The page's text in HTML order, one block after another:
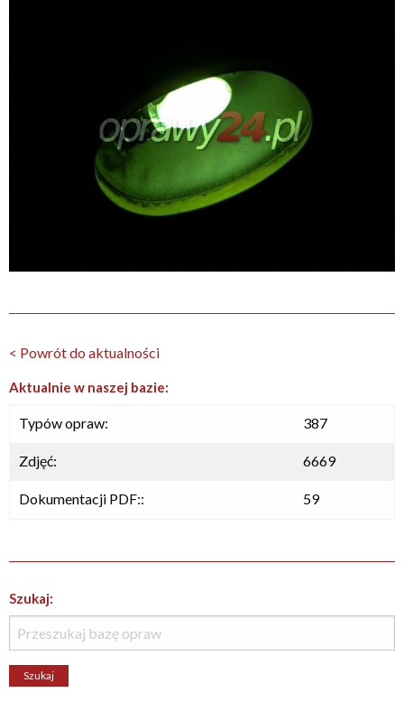
< Powrót do aktualności
Aktualnie w naszej bazie:
Typów opraw: 387
Zdjęć: 6669
Dokumentacji PDF:: 59
Szukaj: